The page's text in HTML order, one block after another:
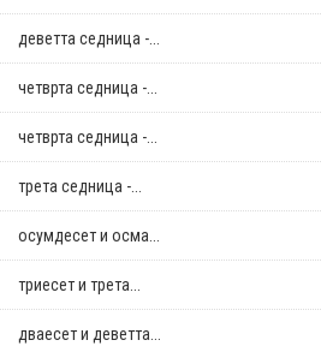
деветта седница -...
четврта седница -...
четврта седница -...
трета седница -...
осумдесет и осма...
триесет и трета...
дваесет и деветта...